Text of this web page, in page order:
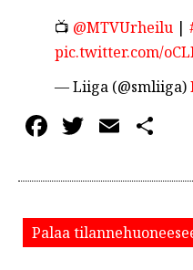
📺 @MTVUrheilu |
pic.twitter.com/
— Liiga (@smliiga)
Facebook
Twitter
Email
Palaa